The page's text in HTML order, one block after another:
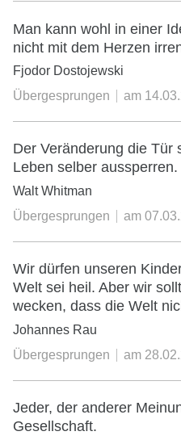
Man kann wohl in einer
nicht mit dem Herzen
Fjodor Dostojewski
Übergesprungen
am
Der Veränderung die Tür
Leben selber aussperren.
Walt Whitman
Übergesprungen
am
Wir dürfen unseren
Welt sei heil. Aber wir
wecken, dass die Welt
Johannes Rau
Übergesprungen
am
Jeder, der anderer
Gesellschaft.